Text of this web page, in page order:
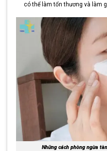
có thể làm tổn thương và làm
Những cách phòng ngừa